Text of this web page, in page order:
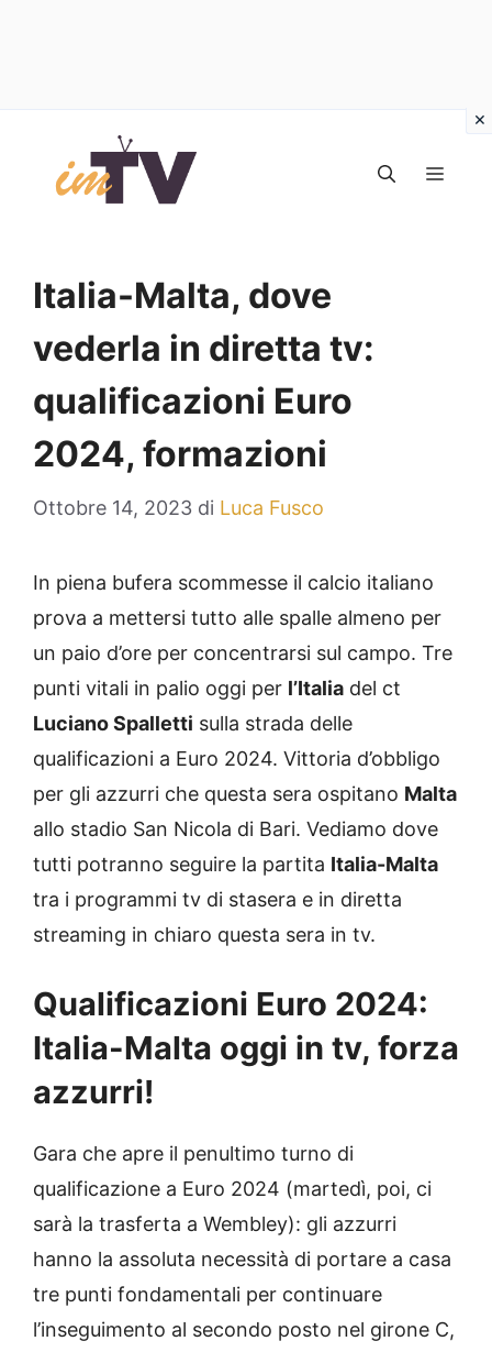
contenuto
Italia-Malta, dove
vederla in diretta tv:
qualificazioni Euro
2024, formazioni
Ottobre 14, 2023 di Luca Fusco
In piena bufera scommesse il calcio italiano
prova a mettersi tutto alle spalle almeno per
un paio d’ore per concentrarsi sul campo. Tre
punti vitali in palio oggi per l’Italia del ct
Luciano Spalletti sulla strada delle
qualificazioni a Euro 2024. Vittoria d’obbligo
per gli azzurri che questa sera ospitano Malta
allo stadio San Nicola di Bari. Vediamo dove
tutti potranno seguire la partita Italia-Malta
tra i programmi tv di stasera e in diretta
streaming in chiaro questa sera in tv.
Qualificazioni Euro 2024:
Italia-Malta oggi in tv, forza
azzurri!
Gara che apre il penultimo turno di
qualificazione a Euro 2024 (martedì, poi, ci
sarà la trasferta a Wembley): gli azzurri
hanno la assoluta necessità di portare a casa
tre punti fondamentali per continuare
l’inseguimento al secondo posto nel girone C,